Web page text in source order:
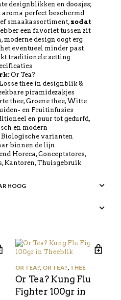
designblikken en doosjes;
perfect beschermd
smaakassortiment, zodat
een favoriet tussen zit
moderne design oogt erg
het eventueel minder past
traditionele setting
Or Tea?
Losse thee in designblik &
piramidezakjes
thee, Groene thee, Witte
en Fruitinfusies
en puur tot gedurfd,
en modern
Biologische varianten
binnen de lijn
Horeca, Conceptstores,
Kantoren, Thuisgebruik
OR TEA?, OR TEA?, THEE
Or Tea? Kung Flu
Fighter 100gr in